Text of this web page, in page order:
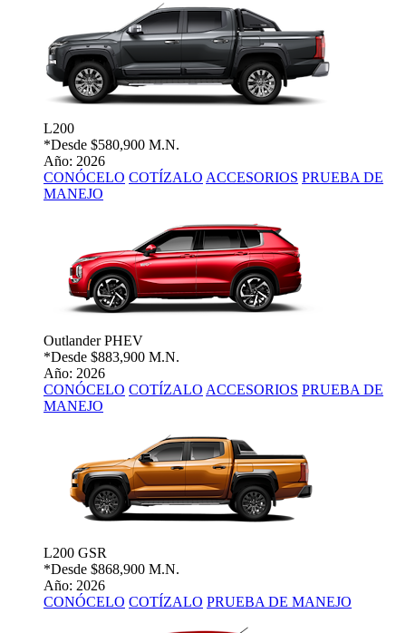
L200
*Desde $580,900 M.N.
Año: 2026
CONÓCELO COTÍZALO ACCESORIOS PRUEBA DE
MANEJO
Outlander PHEV
*Desde $883,900 M.N.
Año: 2026
CONÓCELO COTÍZALO ACCESORIOS PRUEBA DE
MANEJO
L200 GSR
*Desde $868,900 M.N.
Año: 2026
CONÓCELO COTÍZALO PRUEBA DE MANEJO